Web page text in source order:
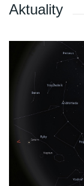
Aktuality